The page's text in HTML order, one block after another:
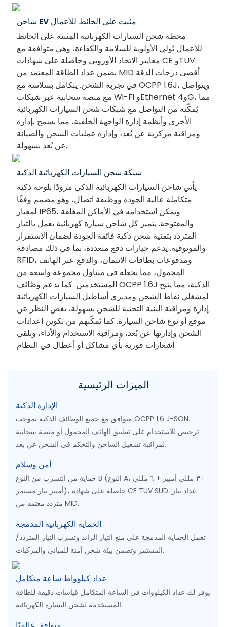
شاحن EV مثبت على الحائط للأعمال
محطة شحن السيارات الكهربائية المثبتة على الحائط
للأعمال تُولي الأولوية للسلامة والكفاءة، وهي متوافقة مع
معايير الاتحاد الأوروبي وحاصلة على شهادات CE وTUV.
يضمن عداد الطاقة المعتمد من MID أقصى درجات الدقة
في تجربة الشحن. يتكامل بسلاسة مع OCPP 1.6J، ويتواصل
مع منصة سحابية عبر شبكات Wi-Fi وEthernet و4G، مما
يُمكّنه من التواصل مع شبكات شحن السيارات الكهربائية
الأخرى وأنظمة إدارة الواجهة الخلفية، مما يسمح بإدارة
ومراقبة مركزية عن بُعد، وإدارة عمليات الشحن والصيانة
عن بُعد بسهولة.
شبكة شحن السيارات الكهربائية الذكية
يأتي شاحن السيارات الكهربائية الذكي مزودًا بلوحة ذكية
متكاملة عالية الجودة ووظيفة اتصال، وهو مصمم وفقًا
لمعيار IP65، ويمكن استخدامه في الأماكن المغلقة
والمفتوحة. يتميز كل شاحن سيارة كهربائية يعمل بالتيار
المتردد بتقنية شحن ذكية فائقة الجودة لضمان الاستقرار
والموثوقية. يدعم خيارات دفع متعددة، بما في ذلك مصادقة
RFID، ومدفوعات بطاقات الائتمان، والدفع عبر الهاتف
المحمول، مما يجعله في متناول مجموعة واسعة من
المستخدمين. كما يدعم وظائف OCPP 1.6J الذكية، مما يتيح
لمشغلي نقاط الشحن ومديري أساطيل السيارات الكهربائية
إدارة ومراقبة البنية التحتية للشحن بسهولة، بغض النظر عن
موقع أو نوع شاحن السيارة. كما يُمكّنهم من تكوين إعدادات
الشحن وإدارتها عن بُعد، ومراقبة الاستخدام والأداء، وتلقي
إشعارات فورية بأي مشاكل أو أعطال في النظام.
الميزات الرئيسية
الإدارة الذكية
متوافق مع جميع الوظائف الذكية بموجب OCPP 1.6 J-SON،
ترخيص للاستخدام على تطبيق الهاتف المحمول أو منصة سحابية
لمراقبة تشغيل الشاحن والتحكم في الشحن عن بعد.
آمن وسلام
حماية من التسرب من النوع B (النوع A، ٣٠ مللي أمبير + ٦ مللي
أمبير تيار مستمر)، حاصلة على شهادة CE TUV SUD. عداد تيار
متردد معتمد من MID.
الحماية الكهربائية المدمجة
تعمل الحماية المدمجة على منع التيار الزائد وتسرب التيار المتردد/
المستمر وتضمن بيئة شحن آمنة للمباني والمركبات.
عداد كيلوواط ساعة متكامل
يوفر لك عداد الكيلووات في الساعة المتكامل قياسات دقيقة للطاقة
المستخدمة لشحن السيارة الكهربائية.